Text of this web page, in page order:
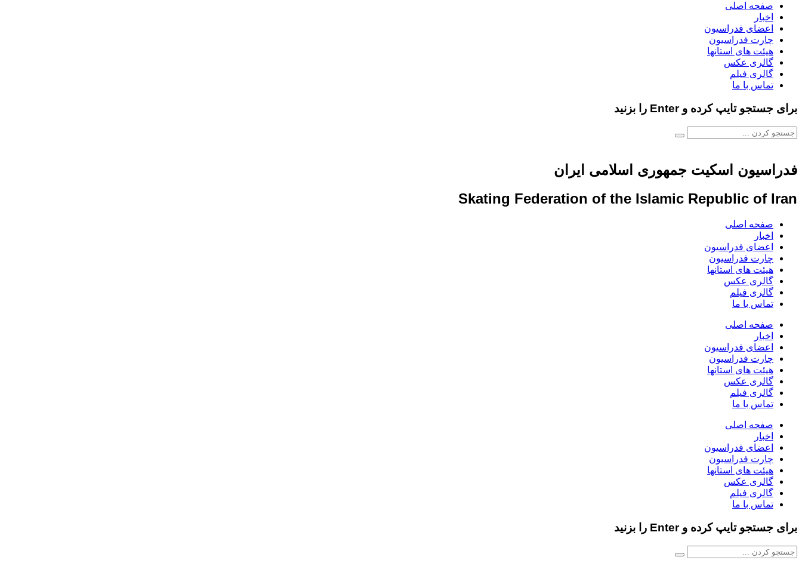
صفحه اصلی
اخبار
اعضای فدراسیون
چارت فدراسیون
هیئت های استانها
گالری عکس
گالری فیلم
تماس با ما
برای جستجو تایپ کرده و Enter را بزنید
فدراسیون اسکیت جمهوری اسلامی ایران
Skating Federation of the Islamic Republic of Iran
صفحه اصلی
اخبار
اعضای فدراسیون
چارت فدراسیون
هیئت های استانها
گالری عکس
گالری فیلم
تماس با ما
صفحه اصلی
اخبار
اعضای فدراسیون
چارت فدراسیون
هیئت های استانها
گالری عکس
گالری فیلم
تماس با ما
صفحه اصلی
اخبار
اعضای فدراسیون
چارت فدراسیون
هیئت های استانها
گالری عکس
گالری فیلم
تماس با ما
برای جستجو تایپ کرده و Enter را بزنید